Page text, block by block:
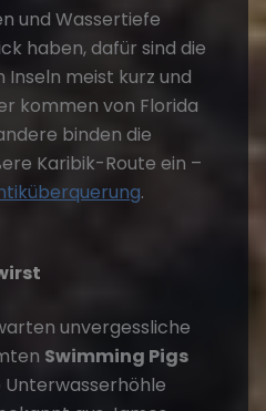
und Wassertiefe
haben, dafür sind die
Inseln meist kurz und
kommen von Florida
binden die
Karibik-Route ein –
.
unvergessliche
Swimming Pigs
Unterwasserhöhle